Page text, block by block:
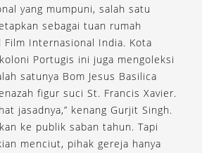
yang mumpuni, salah satu
sebagai tuan rumah
Film Internasional India. Kota
Portugis ini juga mengoleksi
satunya Bom Jesus Basilica
figur suci St. Francis Xavier.
jasadnya,” kenang Gurjit Singh.
ke publik saban tahun. Tapi
menciut, pihak gereja hanya